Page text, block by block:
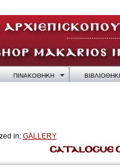
ΠΙΝΑΚΟΘΗΚΗ
in: GALLERY